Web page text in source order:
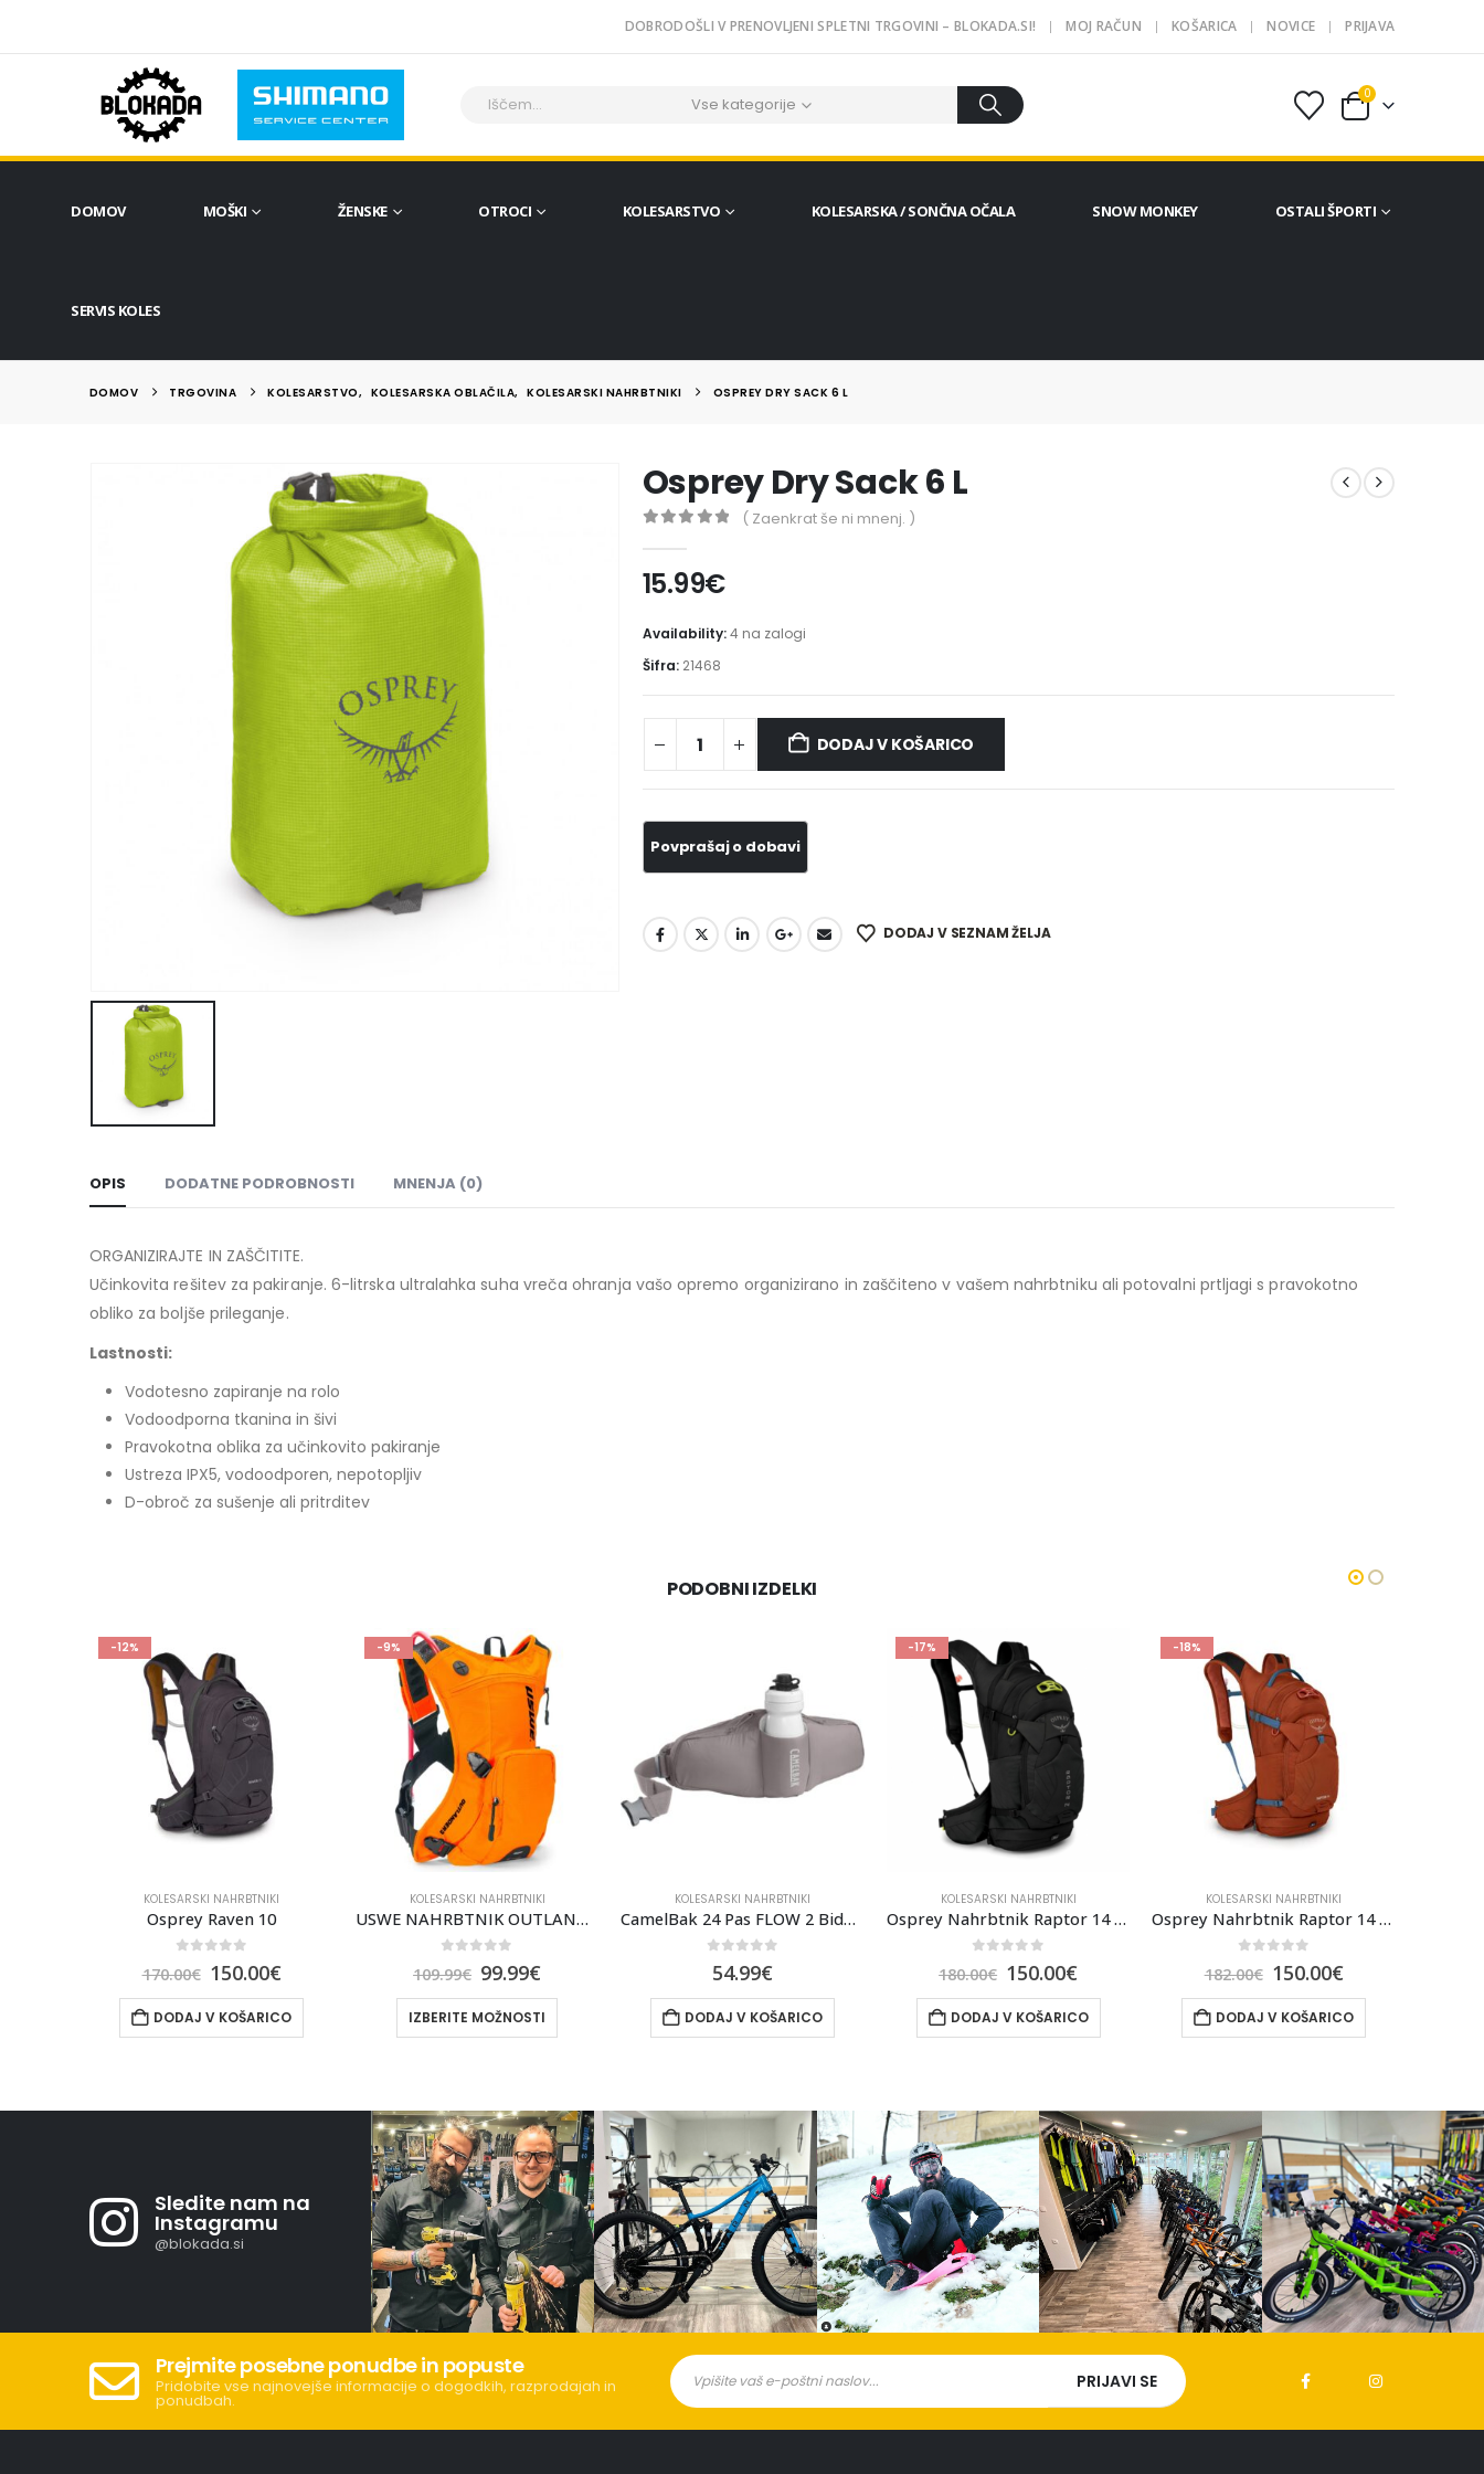
DOBRODOŠLI V PRENOVLJENI SPLETNI TRGOVINI – BLOKADA.SI! MOJ RAČUN KOŠARICA NOVICE PRIJAVA
Vse kategorije
0
DOMOV MOŠKI ŽENSKE OTROCI KOLESARSTVO KOLESARSKA / SONČNA OČALA SNOW MONKEY OSTALI ŠPORTI
SERVIS KOLES
DOMOV TRGOVINA KOLESARSTVO, KOLESARSKA OBLAČILA, KOLESARSKI NAHRBTNIKI OSPREY DRY SACK 6 L
Osprey Dry Sack 6 L
( Zaenkrat še ni mnenj. )
15.99€
Availability:4 na zalogi
Šifra: 21468
DODAJ V KOŠARICO
DODAJ V SEZNAM ŽELJA
OPIS DODATNE PODROBNOSTI MNENJA (0)
ORGANIZIRAJTE IN ZAŠČITITE.
Učinkovita rešitev za pakiranje. 6-litrska ultralahka suha vreča ohranja vašo opremo organizirano in zaščiteno v vašem nahrbtniku ali potovalni prtljagi s pravokotno
obliko za boljše prileganje.
Lastnosti:
Vodotesno zapiranje na rolo
Vodoodporna tkanina in šivi
Pravokotna oblika za učinkovito pakiranje
Ustreza IPX5, vodoodporen, nepotopljiv
D-obroč za sušenje ali pritrditev
PODOBNI IZDELKI
-9%
KOLESARSKI NAHRBTNIKI
109.99€ 99.99€
IZBERITE MOŽNOSTI
KOLESARSKI NAHRBTNIKI
CamelBak 24 Pas FLOW 2 Bidon DIRT 0,62l, Vijolična
54.99€
DODAJ V KOŠARICO
KOLESARSKI NAHRBTNIKI
Osprey Nahrbtnik Raptor 14 Black
180.00€ 150.00
DODAJ V KOŠARICO
-18%
KOLESARSKI NAHRBTNIKI
Osprey Nahrbtnik Raptor 14 Firestarter Orange
182.00€ 150.00€
DODAJ V KOŠARICO
-18%
KOLESARSKI NAHRBTNIKI
Osprey Nahrbtnik Raptor 14 Postal Blue
182.00€ 150.00€
DODAJ V KOŠARICO
Sledite nam na
Instagramu
@blokada.si
Prejmite posebne ponudbe in popuste
Pridobite vse najnovejše informacije o dogodkih, razprodajah in
ponudbah.